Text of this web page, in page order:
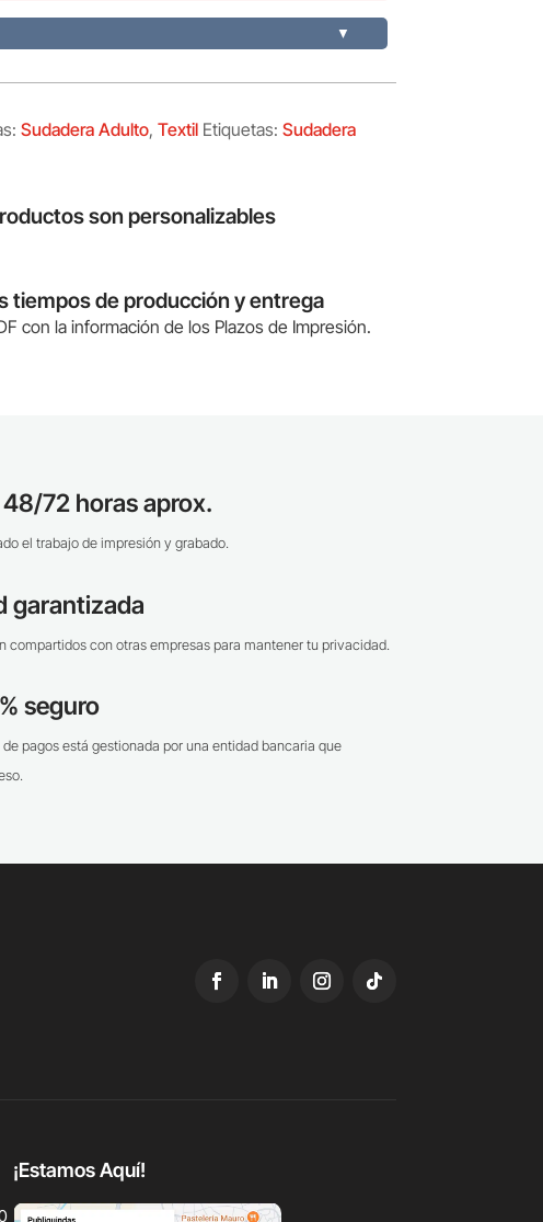
▼
Sudadera Adulto, Textil Etiquetas: Sudadera
son personalizables
tiempos de producción y entrega
con la información de los Plazos de Impresión.
72 horas aprox.
el trabajo de impresión y grabado.
garantizada
compartidos con otras empresas para mantener tu privacidad.
seguro
pagos está gestionada por una entidad bancaria que
¡Estamos Aquí!